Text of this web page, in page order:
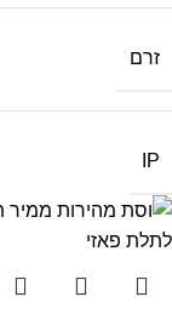
זרם
IP